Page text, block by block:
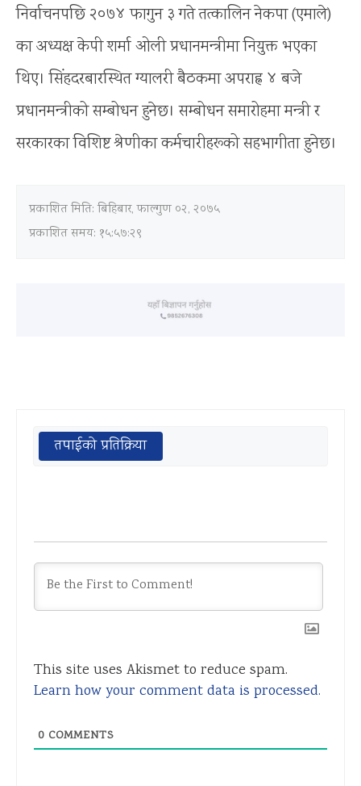
निर्वाचनपछि २०७४ फागुन ३ गते तत्कालिन नेकपा (एमाले)
का अध्यक्ष केपी शर्मा ओली प्रधानमन्त्रीमा नियुक्त भएका
थिए। सिंहदरबारस्थित ग्यालरी बैठकमा अपराह्न ४ बजे
प्रधानमन्त्रीको सम्बोधन हुनेछ। सम्बोधन समारोहमा मन्त्री र
सरकारका विशिष्ट श्रेणीका कर्मचारीहरूको सहभागीता हुनेछ।
प्रकाशित मिति: बिहिबार, फाल्गुण ०२, २०७५
प्रकाशित समय: १५:५७:२९
तपाईको प्रतिक्रिया
This site uses Akismet to reduce spam.
Learn how your comment data is processed.
0 COMMENTS